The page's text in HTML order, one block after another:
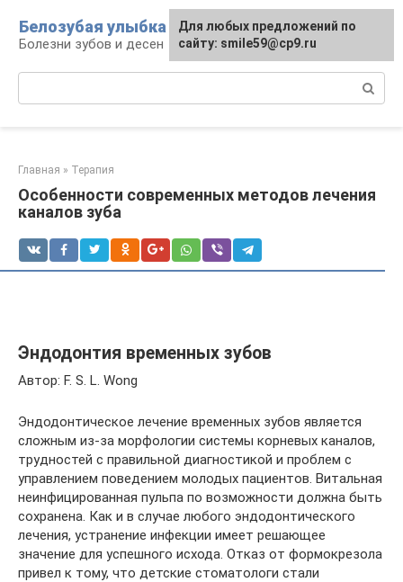
контенту
Белозубая улыбка
Болезни зубов и десен
Главная » Терапия
Особенности современных методов лечения
каналов зуба
Эндодонтия временных зубов
Автор: F. S. L. Wong
Эндодонтическое лечение временных зубов является
сложным из-за морфологии системы корневых каналов,
трудностей с правильной диагностикой и проблем с
управлением поведением молодых пациентов. Витальная
неинфицированная пульпа по возможности должна быть
сохранена. Как и в случае любого эндодонтического
лечения, устранение инфекции имеет решающее
значение для успешного исхода. Отказ от формокрезола
привел к тому, что детские стоматологи стали
Для любых предложений по
сайту: smile59@cp9.ru